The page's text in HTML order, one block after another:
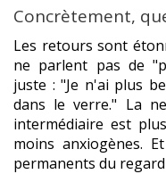
Concrètement,
Les retours sont
ne parlent pas de
juste : "Je n'ai plus
dans le verre." La
intermédiaire est
moins anxiogènes.
permanents du